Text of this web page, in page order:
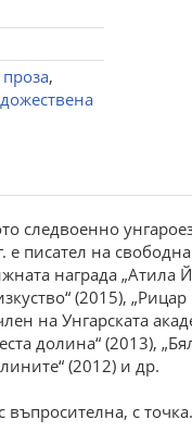
,
следвоенно
писател на
награда
(2015),
на Унгарската
долина“ (2013),
(2012) и др.
с